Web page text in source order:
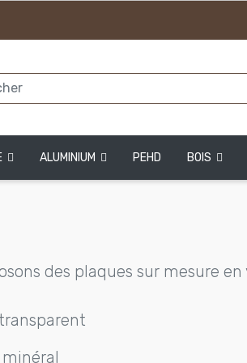
ALUMINIUM PEHD BOIS
des plaques sur mesure